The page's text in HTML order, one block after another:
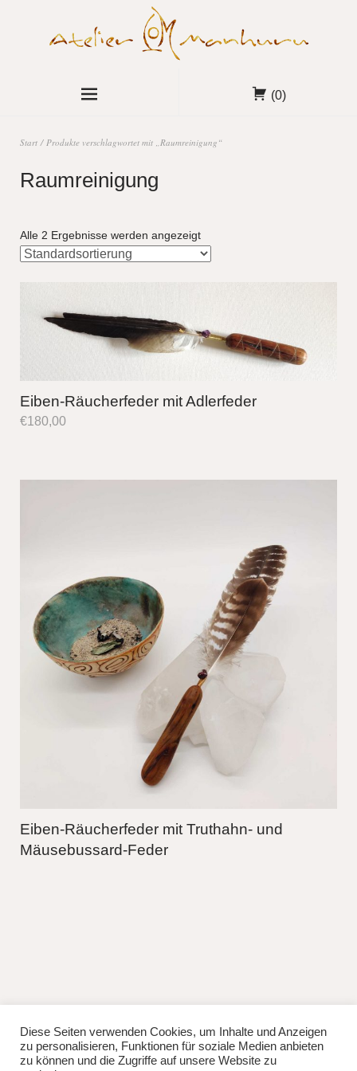
(0)
Start / Produkte verschlagwortet mit „Raumreinigung“
Raumreinigung
Alle 2 Ergebnisse werden angezeigt
Eiben-Räucherfeder mit Adlerfeder
€180,00
Eiben-Räucherfeder mit Truthahn- und
Mäusebussard-Feder
fb instag
© 2026Lisa Manhuru. Powered byWordPress
Theme: Weta vonElmastudio.
Diese Seiten verwenden Cookies, um Inhalte und Anzeigen
zu personalisieren, Funktionen für soziale Medien anbieten
zu können und die Zugriffe auf unsere Website zu